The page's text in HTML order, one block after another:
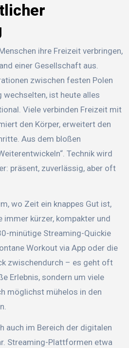
ihre Freizeit verbringen,
einer Gesellschaft aus.
zwischen festen Polen
wechselten, ist heute alles
Viele verbinden Freizeit mit
den Körper, erweitert den
Aus dem bloßen
Technik wird
präsent, zuverlässig, aber oft
wo Zeit ein knappes Gut ist,
kürzer, kompakter und
minütige Streaming-Quickie
Workout via App oder die
zwischendurch – es geht oft
Erlebnis, sondern um viele
möglichst mühelos in den
auch im Bereich der digitalen
Streaming-Plattformen etwa